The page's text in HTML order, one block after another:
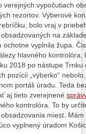
verejných vypočutiach
rezortov. Výberové
bolo vraj v
na
vyplnila župa.
hlavného kontrolóra,
2018 po nástupe
pozícií „výberko“
portáli úradu. Teda
aj tieto zverejnené
kontrolóra. To by
miest.
vyplnený úradom